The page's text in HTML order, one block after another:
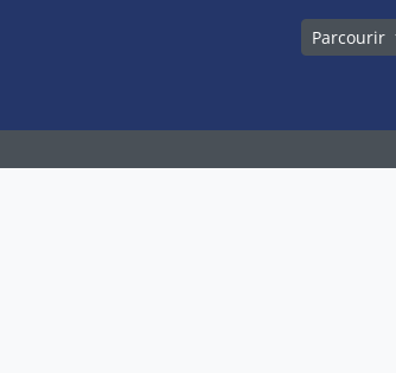
Parcourir